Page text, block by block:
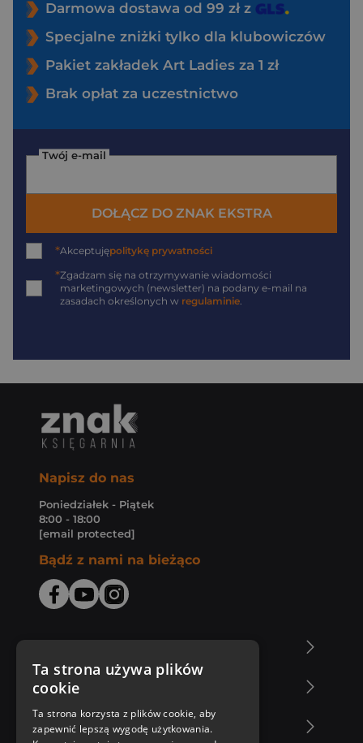
Darmowa dostawa od 99 zł z
Specjalne zniżki tylko dla klubowiczów
Pakiet zakładek Art Ladies za 1 zł
Brak opłat za uczestnictwo
Twój e-mail
DOŁĄCZ DO ZNAK EKSTRA
*Akceptujępolitykę prywatności
*Zgadzam się na otrzymywanie wiadomości
marketingowych (newsletter) na podany e-mail na
zasadach określonych w regulaminie.
Napisz do nas
Poniedziałek - Piątek
8:00 - 18:00
[email protected]
Bądź z nami na bieżąco
Zakupy u nas
Nasza oferta
Ta strona używa plików
cookie
Ta strona korzysta z plików cookie, aby
zapewnić lepszą wygodę użytkowania.